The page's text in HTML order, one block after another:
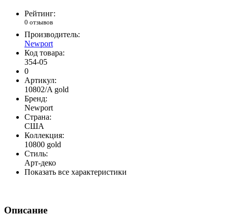
Рейтинг:
0 отзывов
Производитель:
Newport
Код товара:
354-05
0
Артикул:
10802/A gold
Бренд:
Newport
Страна:
США
Коллекция:
10800 gold
Стиль:
Арт-деко
Показать все характеристики
Описание